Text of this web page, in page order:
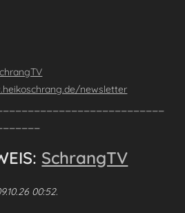
newsletter
SchrangTV
00:52.